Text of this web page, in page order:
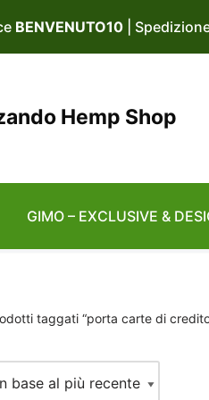
BENVENUTO10 |
Hemp Shop
GIMO – EXCLUSIVE &
taggati “porta carte di